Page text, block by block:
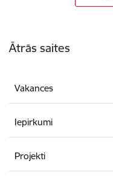
Ātrās saites
Vakances
Iepirkumi
Projekti